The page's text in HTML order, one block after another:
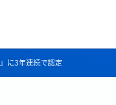
に3年連続で認定